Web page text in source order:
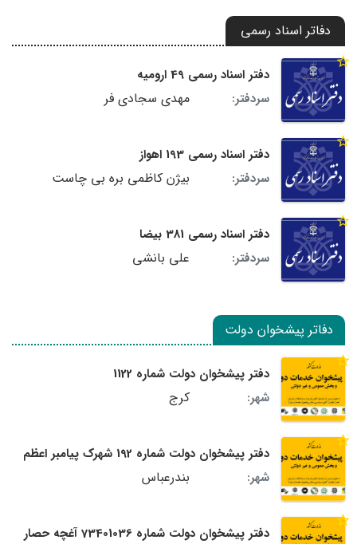
دفاتر اسناد رسمی
دفتر اسناد رسمی 49 ارومیه
سردفتر:
مهدی سجادی فر
دفتر اسناد رسمی 193 اهواز
سردفتر:
بیژن کاظمی بره بی چاست
دفتر اسناد رسمی 381 بیضا
سردفتر:
علی بانشی
دفاتر پیشخوان دولت
دفتر پیشخوان دولت شماره 1122
شهر:
کرج
دفتر پیشخوان دولت شماره 192 شهرک پیامبر اعظم
شهر:
بندرعباس
دفتر پیشخوان دولت شماره 73401036 آغچه حصار